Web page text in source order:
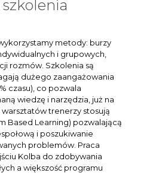
szkolenia
metody: burzy
i grupowych,
rozmów. Szkolenia są
dużego zaangażowania
czasu), co pozwala
wiedzę i narzędzia, już na
trenerzy stosują
Based Learning) pozwalającą
i poszukiwanie
problemów. Praca
Kolba do zdobywania
a większość programu